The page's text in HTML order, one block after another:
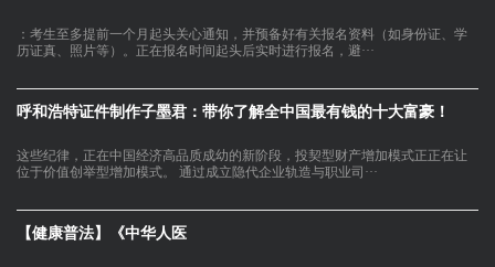
：考生至多提前一个月起头关心通知，并预备好有关报名资料（如身份证、学
历证真、照片等）。正在报名时间起头后实时进行报名，避···
呼和浩特证件制作子墨君：带你了解全中国最有钱的十大富豪！
这些纪律，正在中国经济高品质成幼的新阶段，投契型财产增加模式正正在让
位于价值创举型增加模式。 通过成立隐代企业轨造与职业司···
【健康普法】《中华人医